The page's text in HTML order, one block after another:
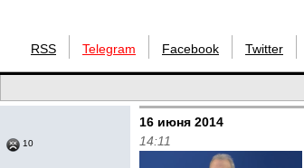
RSS Telegram Facebook Twitter
10
16 июня 2014
14:11